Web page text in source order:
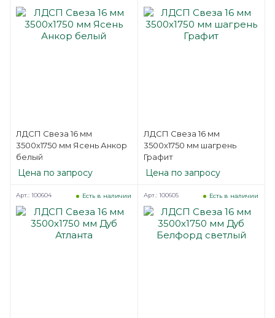
ЛДСП Свеза 16 мм
3500х1750 мм Ясень Анкор
белый
Цена по запросу
ЛДСП Свеза 16 мм
3500х1750 мм шагрень
Графит
Цена по запросу
Есть в наличии
Арт.: 100604 Есть в наличии
Арт.: 100605